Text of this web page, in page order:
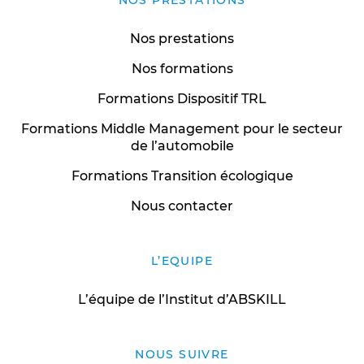
Nos prestations
Nos formations
Formations Dispositif TRL
Formations Middle Management pour le secteur
de l’automobile
Formations Transition écologique
Nous contacter
L’EQUIPE
L’équipe de l’Institut d’ABSKILL
NOUS SUIVRE